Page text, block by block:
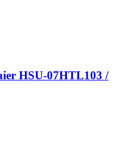
HSU-07HTL103 /